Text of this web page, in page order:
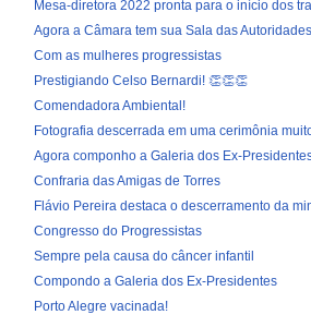
Mesa-diretora 2022 pronta para o início dos
Agora a Câmara tem sua Sala das Autoridades
Com as mulheres progressistas
Prestigiando Celso Bernardi! 👏👏👏
Comendadora Ambiental!
Fotografia descerrada em uma cerimônia
Agora componho a Galeria dos Ex-
Confraria das Amigas de Torres
Flávio Pereira destaca o descerramento da
Congresso do Progressistas
Sempre pela causa do câncer infantil
Compondo a Galeria dos Ex-Presidentes
Porto Alegre vacinada!